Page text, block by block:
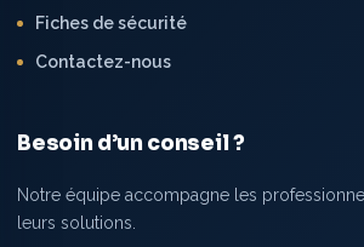
Fiches de sécurité
Contactez-nous
Besoin d’un conseil ?
Notre équipe accompagne les
leurs solutions.